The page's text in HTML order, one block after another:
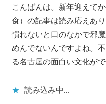
こんばんは。新年迎えて
食）の記事は読み応えあ
慣れないと口のなかで邪
めんでないんですよね。
る名古屋の面白い文化がで
読み込み中…